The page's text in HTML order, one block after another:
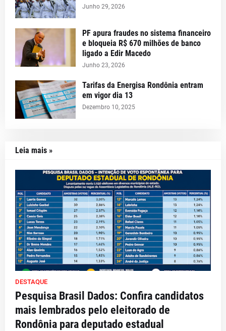
Junho 29, 2026
PF apura fraudes no sistema financeiro
e bloqueia R$ 670 milhões de banco
ligado a Edir Macedo
Junho 23, 2026
Tarifas da Energisa Rondônia entram
em vigor dia 13
Dezembro 10, 2025
Leia mais »
DESTAQUE
Pesquisa Brasil Dados: Confira candidatos
mais lembrados pelo eleitorado de
Rondônia para deputado estadual